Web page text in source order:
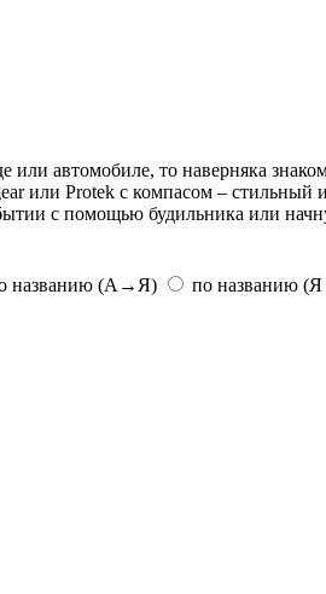
автомобиле, то наверняка
или Protek с компасом –
с помощью будильника или
названию (А→Я)
по названию